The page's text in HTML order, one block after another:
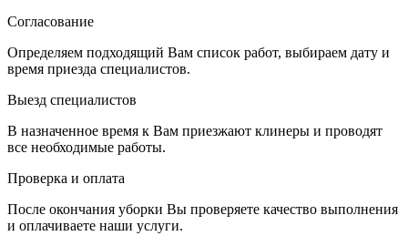
Согласование
Определяем подходящий Вам список работ, выбираем дату и
время приезда специалистов.
Выезд специалистов
В назначенное время к Вам приезжают клинеры и проводят
все необходимые работы.
Проверка и оплата
После окончания уборки Вы проверяете качество выполнения
и оплачиваете наши услуги.